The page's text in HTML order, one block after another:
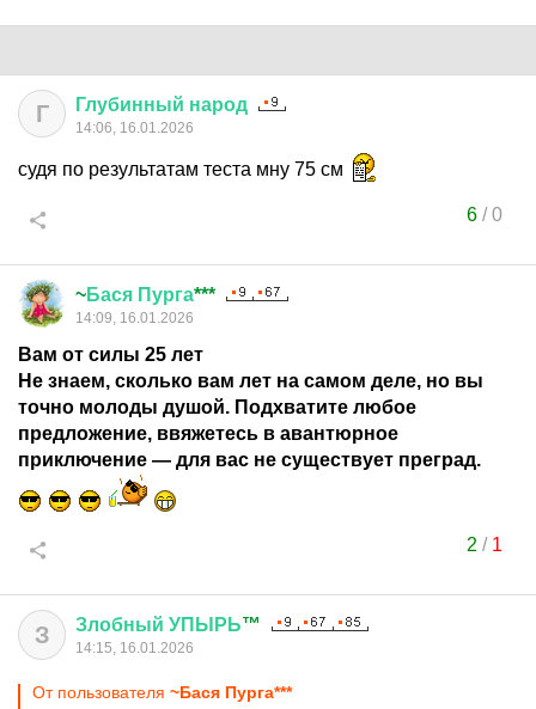
Г Глубинный народ
14:06, 16.01.2026
судя по результатам теста мну 75 см
6/0
~Бася Пурга***
14:09, 16.01.2026
Вам от силы 25 лет
Не знаем, сколько вам лет на самом деле, но вы
точно молоды душой. Подхватите любое
предложение, ввяжетесь в авантюрное
приключение — для вас не существует преград.
2 / 1
З Злобный УПЫРЬ™
14:15, 16.01.2026
От пользователя ~Бася Пурга***